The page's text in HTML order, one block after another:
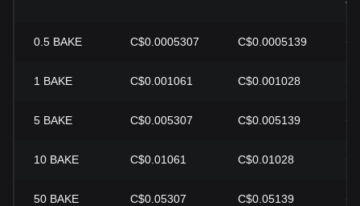
0.5 BAKE C$0.0005307 C$0.0005139
1 BAKE C$0.001061 C$0.001028
5 BAKE C$0.005307 C$0.005139
10 BAKE C$0.01061 C$0.01028
50 BAKE C$0.05307 C$0.05139